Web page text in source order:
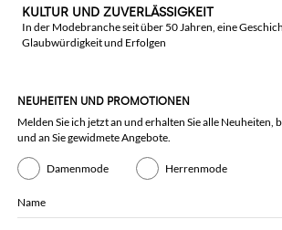
KULTUR UND ZUVERLÄSSIGKEIT
In der Modebranche seit über 50 Jahren, eine
Glaubwürdigkeit und Erfolgen
NEUHEITEN UND PROMOTIONEN
Melden Sie ich jetzt an und erhalten Sie alle Neuheiten,
und an Sie gewidmete Angebote.
Damenmode Herrenmode
Name